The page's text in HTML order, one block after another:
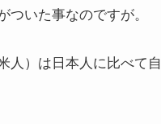
ついた事なのですが。
人）は日本人に比べて